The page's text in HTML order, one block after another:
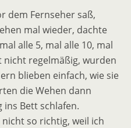
dem Fernseher saß,
mal wieder, dachte
alle 5, mal alle 10, mal
regelmäßig, wurden
blieben einfach, wie sie
die Wehen dann
ins Bett schlafen.
so richtig, weil ich